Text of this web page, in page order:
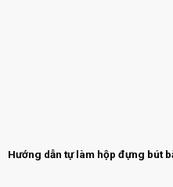
Hướng dẫn tự làm hộp đựng bút